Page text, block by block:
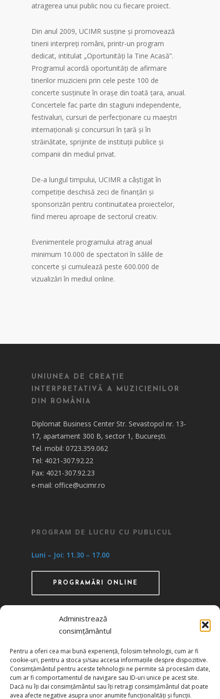
Administrează
consimțământul
Pentru a oferi cea mai bună experiență, folosim tehnologii, cum ar fi
cookie-uri, pentru a stoca și/sau accesa informațiile despre dispozitive.
Consimțământul pentru aceste tehnologii ne permite să procesăm date,
cum ar fi comportamentul de navigare sau ID-uri unice pe acest site.
Dacă nu îți dai consimțământul sau îți retragi consimțământul dat poate
avea afecte negative asupra unor anumite funcționalități și funcții.
atragerea unui public nou cu fiecare proiect.
Din anul 2009, UCIMR susține și promovează
tinerii interpreți români, printr-un program
dedicat, intitulat „Oportunități la Tine Acasă”.
Programul acordă oportunități de afirmare
tinerilor muzicieni prin cele peste 100 de
concerte susținute în orașe din toată țara, anual.
Concertele fac parte din stagiuni independente,
festivaluri, cursuri de perfecționare cu maeștri
internaționali și concursuri în țară și în
străinătate, sprijinite de instituții publice și
companii din mediul privat.
De-a lungul timpului, UCIMR a câștigat în
competiție deschisă zeci de finanțări și
sponsorizări pentru continuitatea proiectelor,
fiind mereu aproape de sectorul creativ.
Evenimentele programului atrag anual
minimum 10.000 de spectatori în sălile de
concerte și cumulează peste 600.000 de
vizualizări în mediul online.
UNIUNEA DE CREAȚIE
INTERPRETATIVĂ A MUZICIENILOR
DIN ROMÂNIA
Diplomat Business Center Str. Sevastopol nr. 13-
17, apartament 300 B, sector 1, București.
Tel. mobil: 0723.359.062
Tel: 4021-307.92.22
Fax: 4021-307.92.23
e-mail: office@ucimr.ro
PROGRAM DE LUCRU CU PUBLICUL
Luni – Joi: 11.30 – 17.00
PROGRAMĂRI ONLINE
prin HG 1242/29.11.2000 publicată în MO nr.
634/06.12.2000
Politica de confidențialitate